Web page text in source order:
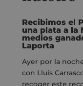
Recibimos el
una plata a la
medios
Laporta
Ayer por la
con Lluís
recoger este